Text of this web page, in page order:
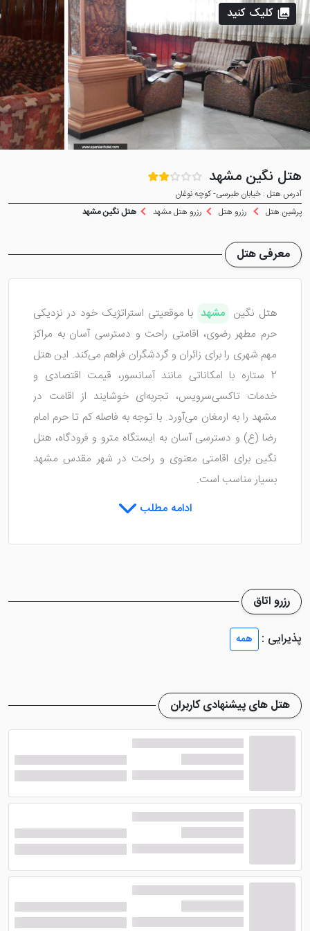
هتل نگین مشهد
آدرس هتل : خیابان طبرسی- کوچه نوغان
پرشین هتل
رزرو هتل رزرو هتل مشهد هتل نگین مشهد
کلیک کنید
معرفی هتل
هتل نگین مشهد با موقعیتی استراتژیک خود در نزدیکی
حرم مطهر رضوی، اقامتی راحت و دسترسی آسان به مراکز
مهم شهری را برای زائران و گردشگران فراهم می‌کند. این هتل
2 ستاره با امکاناتی مانند آسانسور، قیمت اقتصادی و
خدمات تاکسی‌سرویس، تجربه‌ای خوشایند از اقامت در
مشهد را به ارمغان می‌آورد. با توجه به فاصله کم تا حرم امام
رضا (ع) و دسترسی آسان به ایستگاه مترو و فرودگاه، هتل
نگین برای اقامتی معنوی و راحت در شهر مقدس مشهد
بسیار مناسب است.
قلب مشهد ارائه می‌دهد. این هتل تنها در 300 متری از حرم
تاریخی نوغان قرار دارد که دارای تاریخی هزارساله است.
تنها 5 دقیقه پیاده‌روی، بازدیدکنندگان را از هتل به حرم مطهر
می‌آورد، در حالی که گزینه‌های گوناگون حمل و نقل عمومی
برای کاوش در مکان‌های دیدنی مشهد به‌راحتی در دسترس
هستند. موقعیت عالی هتل دسترسی راحت به بازارهای
محلی، مقاصد خرید، پارک‌ها و سایر مکان‌های زیارتی را فراهم
می‌سازد.
برای کسانی که مایل به استفاده از سیستم متروی شهری
هستند، هتل نگین مشهد در نزدیکی ایستگاه قرار دارد.
بنابراین به مهمانان اجازه می‌دهد تا با هزینه‌های مقرون به
صرفه در شهر رفت و آمد کنند. هتل به ارائه مجموعه‌ای از
ادامه مطلب
رزرو اتاق
پذیرایی :
همه
هتل های پیشنهادی کاربران